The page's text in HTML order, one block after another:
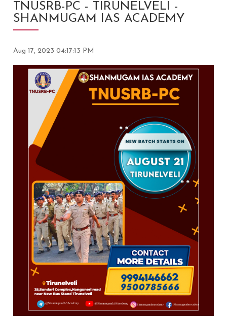
TNUSRB-PC - TIRUNELVELI -
SHANMUGAM IAS ACADEMY
Aug 17, 2023 04:17:13 PM